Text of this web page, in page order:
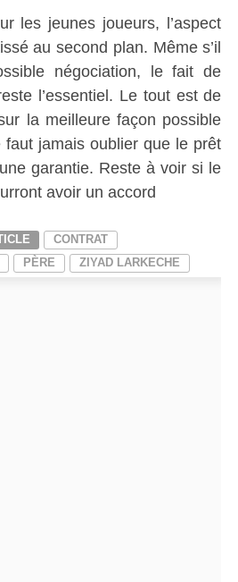
les jeunes joueurs, l’aspect
au second plan. Même s’il
négociation, le fait de
l’essentiel. Le tout est de
la meilleure façon possible
jamais oublier que le prêt
garantie. Reste à voir si le
avoir un accord
CONTRAT
PÈRE ZIYAD LARKECHE